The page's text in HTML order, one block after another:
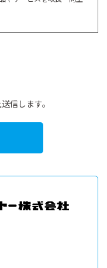
由がある場合
の規範を遵守します。
信します。